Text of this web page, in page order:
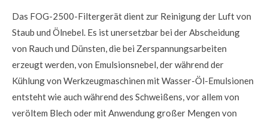
Das FOG-2500-Filtergerät dient zur Reinigung der Luft von
Staub und Ölnebel. Es ist unersetzbar bei der Abscheidung
von Rauch und Dünsten, die bei Zerspannungsarbeiten
erzeugt werden, von Emulsionsnebel, der während der
Kühlung von Werkzeugmaschinen mit Wasser-Öl-Emulsionen
entsteht wie auch während des Schweißens, vor allem von
veröltem Blech oder mit Anwendung großer Mengen von